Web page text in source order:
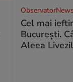
Cel mai
Bucureşti.
Aleea